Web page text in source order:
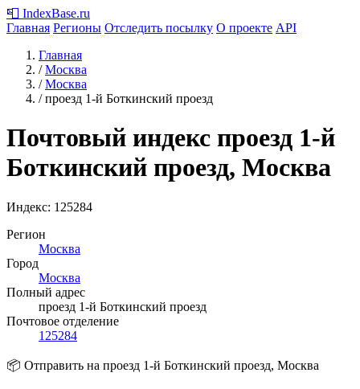
📮 IndexBase.ru
Главная Регионы Отследить посылку О проекте API
Главная
/ Москва
/ Москва
/ проезд 1-й Боткинский проезд
Почтовый индекс проезд 1-й
Боткинский проезд, Москва
Индекс: 125284
Регион
Москва
Город
Москва
Полный адрес
проезд 1-й Боткинский проезд
Почтовое отделение
125284
📦 Отправить на проезд 1-й Боткинский проезд, Москва